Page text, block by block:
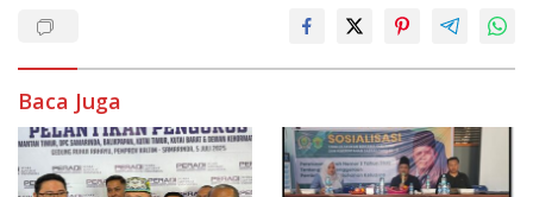
Baca Juga